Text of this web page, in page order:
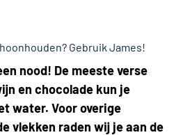
Gebruik James!
nood! De meeste verse
en chocolade kun je
water. Voor overige
vlekken raden wij je aan de